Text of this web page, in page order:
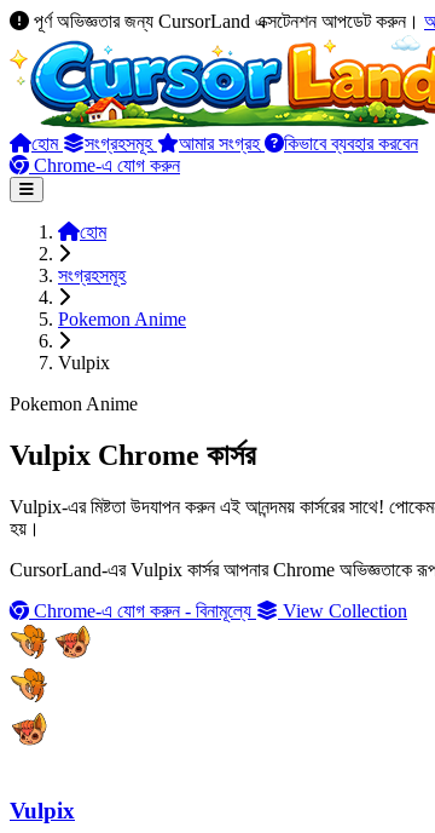
পূর্ণ অভিজ্ঞতার জন্য CursorLand এক্সটেনশন আপডেট করুন।
হোম সংগ্রহসমূহ আমার সংগ্রহ
কিভাবে ব্যবহার করবেন
Chrome-এ যোগ করুন
হোম
সংগ্রহসমূহ
Pokemon Anime
Vulpix
Pokemon Anime
Vulpix Chrome কার্সর
Vulpix-এর মিষ্টতা উদযাপন করুন এই আনন্দময় কার্সরের সাথে!
হয়।
CursorLand-এর Vulpix কার্সর আপনার Chrome অভিজ্ঞতাকে
Chrome-এ যোগ করুন - বিনামূল্যে
View Collection
Vulpix